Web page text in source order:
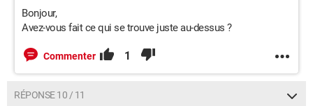
Bonjour,
Avez-vous fait ce qui se trouve juste au-dessus ?
Commenter 1
RÉPONSE 10 / 11